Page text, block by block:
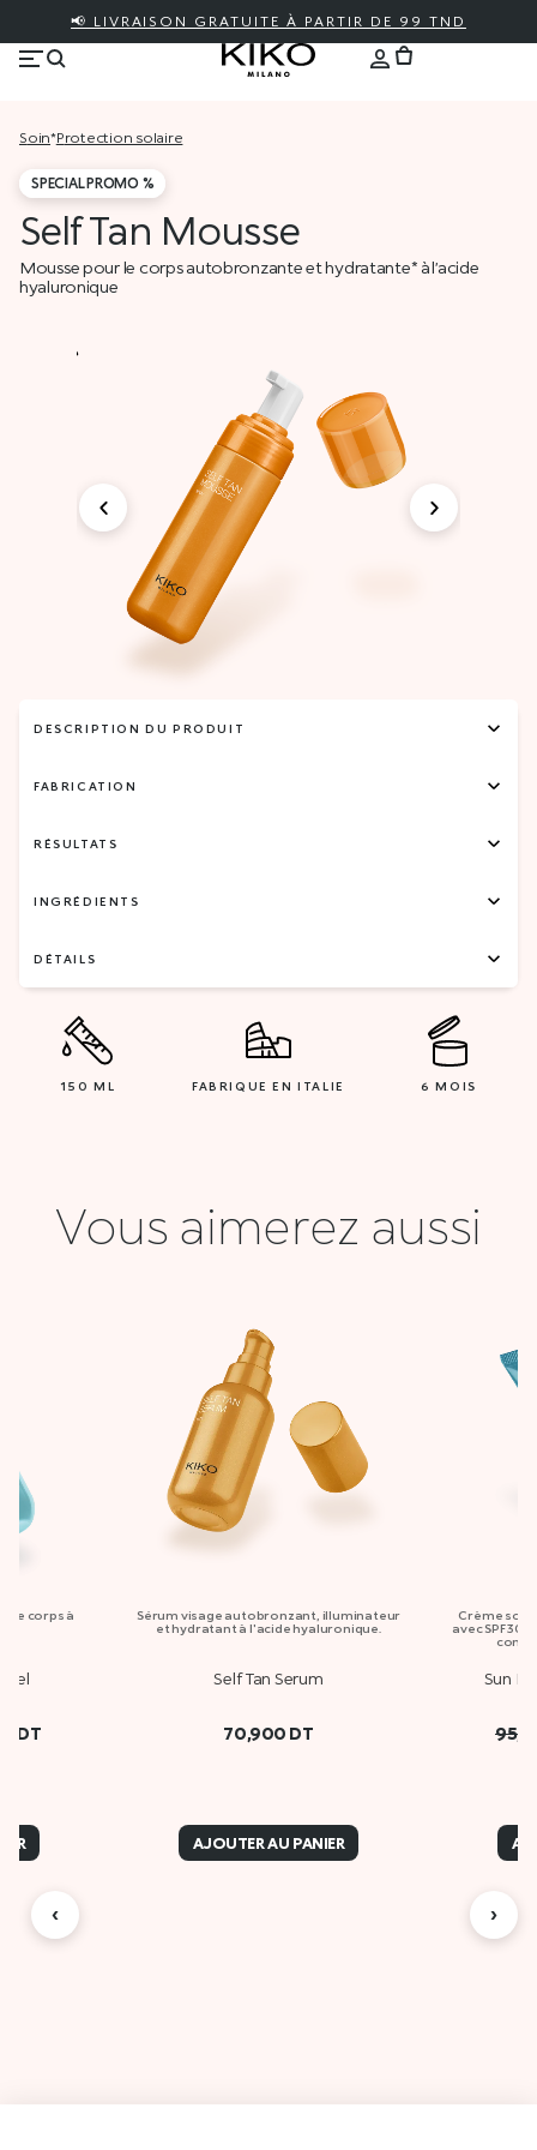
📢 LIVRAISON GRATUITE À PARTIR DE 99 TND
soin* protection solaire
SPECIAL PROMO %
Self Tan Mousse
Mousse pour le corps autobronzante et hydratante* à l’acide
hyaluronique
DESCRIPTION DU PRODUIT
FABRICATION
RÉSULTATS
INGRÉDIENTS
DÉTAILS
150 ML FABRIQUE EN ITALIE 6 MOIS
Vous aimerez aussi
le corps à
DT
Sérum visage autobronzant, illuminateur
et hydratant à l'acide hyaluronique.
Self Tan Serum
70,900 DT
AJOUTER AU PANIER
Crème
avec SPF 30
Sun
‹ ›